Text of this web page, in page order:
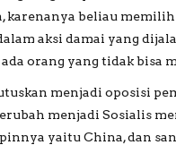
karenanya beliau
aksi damai yang
orang yang tidak bisa
menjadi oposisi
menjadi Sosialis
yaitu China, dan